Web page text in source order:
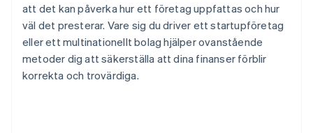
att det kan påverka hur ett företag uppfattas och hur
väl det presterar. Vare sig du driver ett startupföretag
eller ett multinationellt bolag hjälper ovanstående
metoder dig att säkerställa att dina finanser förblir
korrekta och trovärdiga.